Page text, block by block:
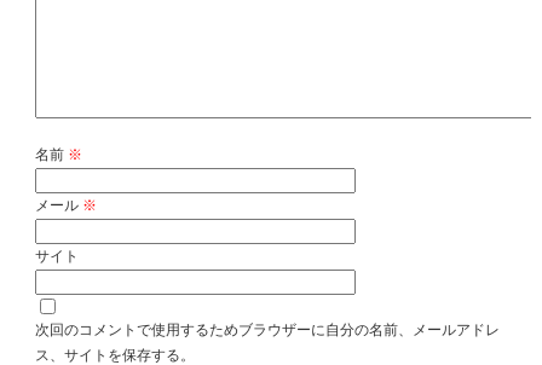
名前 ※
メール ※
サイト
次回のコメントで使用するためブラウザーに自分の名前、メールアドレ
ス、サイトを保存する。